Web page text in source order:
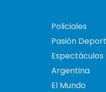
Policiales
Pasión
Espectáculos
Argentina
El Mundo